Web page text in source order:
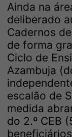
Ainda na
deliberado
Cadernos
de forma
Ciclo de
Azambuja
escalão de
medida
do 2.º CEB